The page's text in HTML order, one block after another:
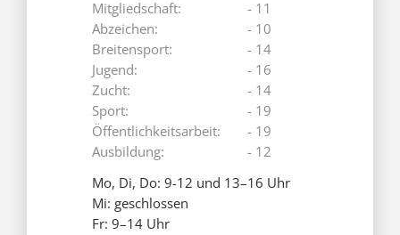
Mitgliedschaft:
Abzeichen:
Breitensport:
Jugend:
Zucht:
Sport:
Öffentlichkeitsarbeit:
Ausbildung:
- 11
- 10
- 14
- 16
- 14
- 19
- 19
- 12
Mo, Di, Do: 9-12 und 13–16 Uhr
Mi: geschlossen
Fr: 9–14 Uhr